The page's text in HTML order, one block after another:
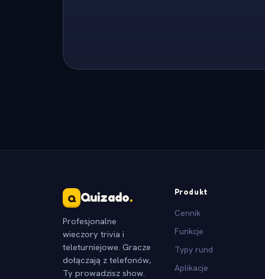
Q Quizado.
Profesjonalne
wieczory trivia i
teleturniejowe. Gracze
dołączają z telefonów,
Ty prowadzisz show.
Produkt
Cennik
Funkcje
Typy rund
Aplikacje